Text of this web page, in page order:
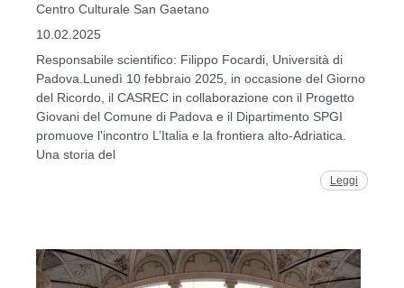
Centro Culturale San Gaetano
10.02.2025
Responsabile scientifico: Filippo Focardi, Università di
Padova.Lunedì 10 febbraio 2025, in occasione del Giorno
del Ricordo, il CASREC in collaborazione con il Progetto
Giovani del Comune di Padova e il Dipartimento SPGI
promuove l'incontro L’Italia e la frontiera alto-Adriatica.
Una storia del
Leggi